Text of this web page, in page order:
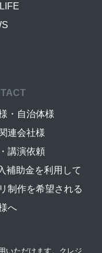
・自治体様
連会社様
講演依頼
補助金を利用して
制作を希望される
へ
いただけます。クレジ